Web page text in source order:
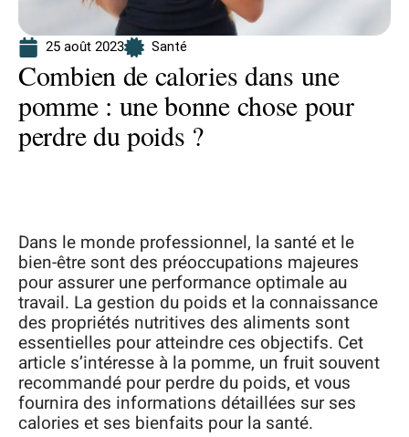
25 août 2023 Santé
Combien de calories dans une
pomme : une bonne chose pour
perdre du poids ?
Dans le monde professionnel, la santé et le
bien-être sont des préoccupations majeures
pour assurer une performance optimale au
travail. La gestion du poids et la connaissance
des propriétés nutritives des aliments sont
essentielles pour atteindre ces objectifs. Cet
article s’intéresse à la pomme, un fruit souvent
recommandé pour perdre du poids, et vous
fournira des informations détaillées sur ses
calories et ses bienfaits pour la santé.